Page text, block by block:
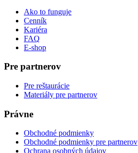
Ako to funguje
Cenník
Kariéra
FAQ
E-shop
Pre partnerov
Pre reštaurácie
Materiály pre partnerov
Právne
Obchodné podmienky
Obchodné podmienky pre partnerov
Ochrana osobných údajov